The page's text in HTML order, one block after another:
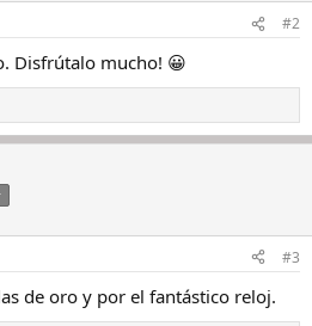
#2
Disfrútalo mucho! 😀
#3
de oro y por el fantástico reloj.